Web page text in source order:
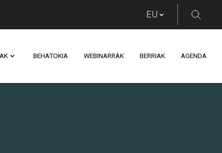
BEHATOKIA WEBINARRAK BERRIAK AGENDA